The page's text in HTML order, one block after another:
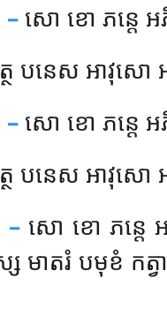
–សោ ខោ ភន្តេ
ថ បនេស អាវុសោ
–សោ ខោ ភន្តេ
បនេស អាវុសោ
– សោ ខោ ភន្តេ
េ មាតរំ បមុខំ ក